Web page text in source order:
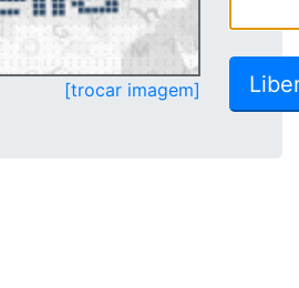
[trocar imagem]